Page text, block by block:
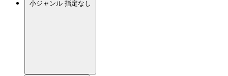
小ジャンル 指定なし